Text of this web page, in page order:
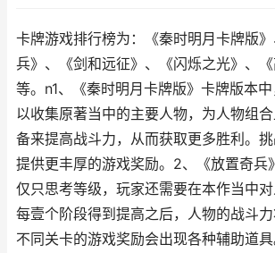
卡牌游戏排行榜为：《秦时明月卡牌版
兵》、《剑和远征》、《闪烁之光》、
等。n1、《秦时明月卡牌版》卡牌版本
以收集原著当中的主要人物，为人物组
备来提高战斗力，从而获取更多胜利。
提供更丰厚的游戏奖励。2、《放置奇兵
仅只思考等级，玩家还需要在本作当中对
每壹个阶段得到提高之后，人物的战斗力
不同关卡的游戏奖励会出现各种辅助道